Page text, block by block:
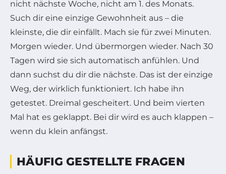
nicht nächste Woche, nicht am 1. des Monats.
Such dir eine einzige Gewohnheit aus – die
kleinste, die dir einfällt. Mach sie für zwei Minuten.
Morgen wieder. Und übermorgen wieder. Nach 30
Tagen wird sie sich automatisch anfühlen. Und
dann suchst du dir die nächste. Das ist der einzige
Weg, der wirklich funktioniert. Ich habe ihn
getestet. Dreimal gescheitert. Und beim vierten
Mal hat es geklappt. Bei dir wird es auch klappen –
wenn du klein anfängst.
HÄUFIG GESTELLTE FRAGEN